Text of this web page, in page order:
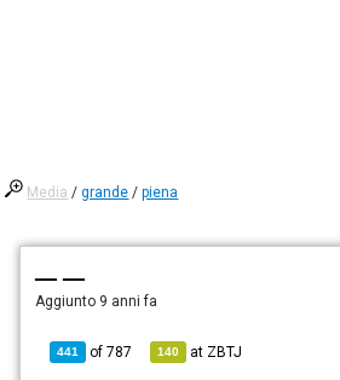
Media /grande /piena
— —
Aggiunto 9 anni fa
441 of787 140 at ZBTJ